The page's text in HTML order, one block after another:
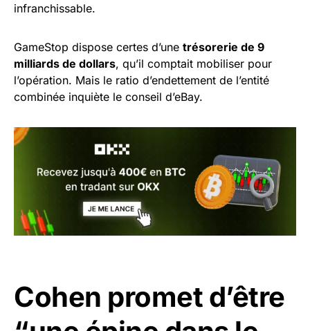
infranchissable.
GameStop dispose certes d’une trésorerie de 9
milliards de dollars, qu’il comptait mobiliser pour
l’opération. Mais le ratio d’endettement de l’entité
combinée inquiète le conseil d’eBay.
Cohen promet d’être